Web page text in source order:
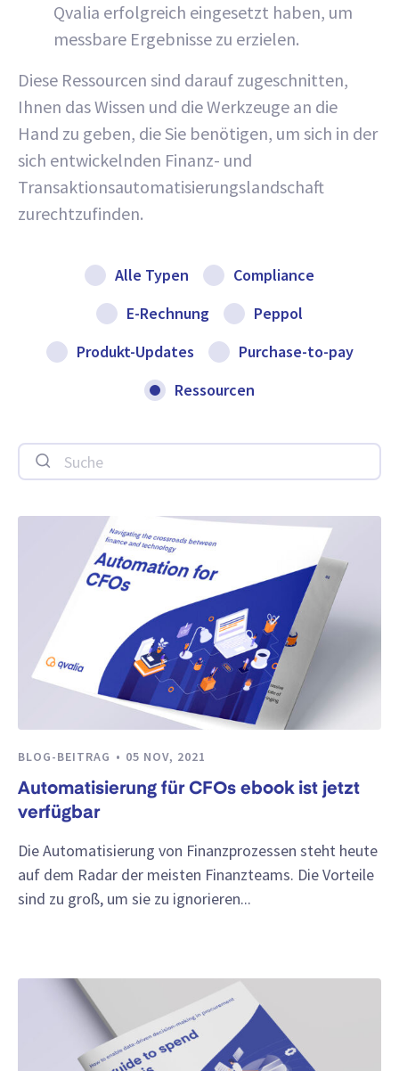
Qvalia erfolgreich eingesetzt haben, um
messbare Ergebnisse zu erzielen.
Diese Ressourcen sind darauf zugeschnitten,
Ihnen das Wissen und die Werkzeuge an die
Hand zu geben, die Sie benötigen, um sich in der
sich entwickelnden Finanz- und
Transaktionsautomatisierungslandschaft
zurechtzufinden.
Alle Typen
Compliance
E-Rechnung
Peppol
Produkt-Updates
Purchase-to-pay
Ressourcen
Suche
BLOG-BEITRAG 05 NOV, 2021
Automatisierung für CFOs ebook ist jetzt
verfügbar
Die Automatisierung von Finanzprozessen steht heute
auf dem Radar der meisten Finanzteams. Die Vorteile
sind zu groß, um sie zu ignorieren...